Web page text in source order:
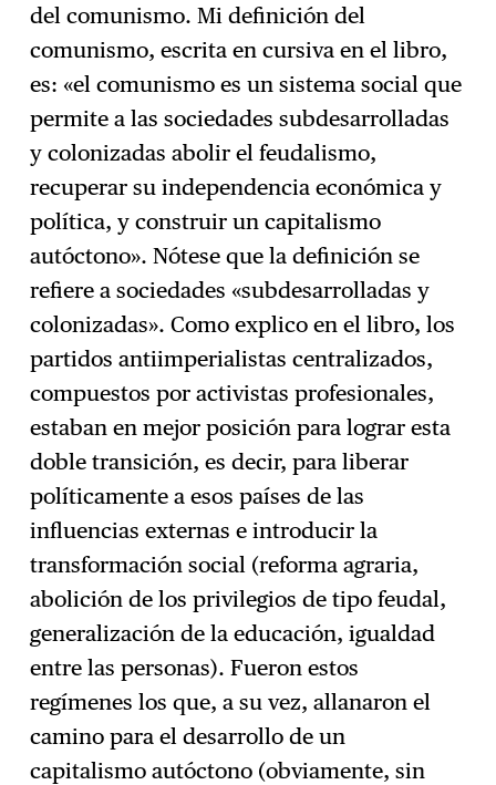
del comunismo. Mi definición del
comunismo, escrita en cursiva en el libro,
es: «el comunismo es un sistema social que
permite a las sociedades subdesarrolladas
y colonizadas abolir el feudalismo,
recuperar su independencia económica y
política, y construir un capitalismo
autóctono». Nótese que la definición se
refiere a sociedades «subdesarrolladas y
colonizadas». Como explico en el libro, los
partidos antiimperialistas centralizados,
compuestos por activistas profesionales,
estaban en mejor posición para lograr esta
doble transición, es decir, para liberar
políticamente a esos países de las
influencias externas e introducir la
transformación social (reforma agraria,
abolición de los privilegios de tipo feudal,
generalización de la educación, igualdad
entre las personas). Fueron estos
regímenes los que, a su vez, allanaron el
camino para el desarrollo de un
capitalismo autóctono (obviamente, sin